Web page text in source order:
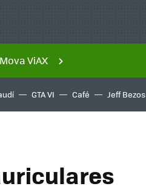
ViAX
GTA VI Café Jeff Bezos